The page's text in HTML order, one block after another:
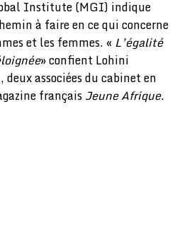
Institute (MGI) indique
à faire en ce qui concerne
et les femmes. « L’égalité
» confient Lohini
associées du cabinet en
françaisJeune Afrique.